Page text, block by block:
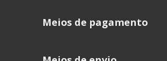
Meios de pagamento